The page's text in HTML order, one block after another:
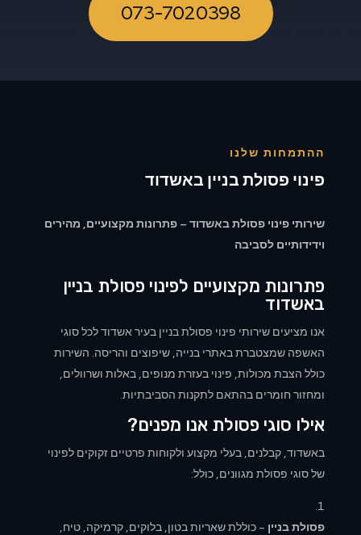
073-7020398
ההתמחות שלנו
פינוי פסולת בניין באשדוד
שירותי פינוי פסולת באשדוד – פתרונות מקצועיים, מהירים
וידידותיים לסביבה
פתרונות מקצועיים לפינוי פסולת בניין
באשדוד
אנו מציעים שירותי פינוי פסולת בניין בעיר אשדוד לכל סוגי
האשפה שמצטברת באתרי בנייה, שיפוצים והריסה. השירות
כולל הצבת מכולות, פינוי בעזרת מנופים, באלות ושרוולים,
ומחזור חומרים בהתאם לתקנות הסביבתיות.
אילו סוגי פסולת אנו מפנים?
באשדוד, קבלנים, בעלי מקצוע ולקוחות פרטיים זקוקים לפינוי
של סוגי פסולת מגוונים, כולל:
פסולת בניין – כוללת שאריות בטון, בלוקים, קרמיקה, טיח,